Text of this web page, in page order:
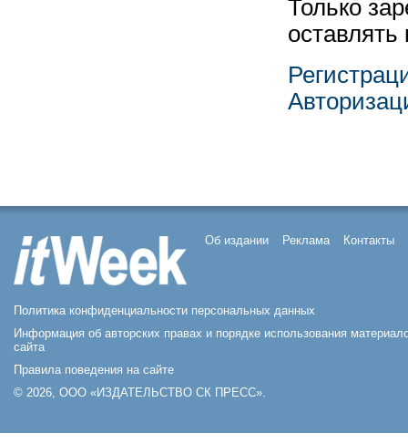
Только
Об издании Реклама Контакты
Политика конфиденциальности персональных данных
Информация об авторских правах и порядке использования
сайта
Правила поведения на сайте
© 2026, ООО «ИЗДАТЕЛЬСТВО СК ПРЕСС».